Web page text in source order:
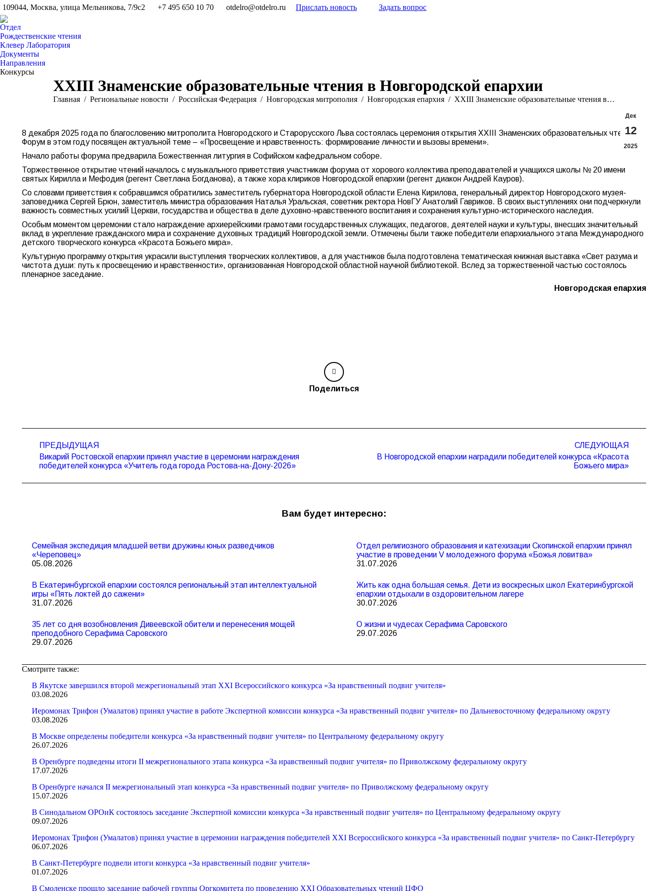
109044, Москва, улица Мельникова, 7/9с2 +7 495 650 10 70 otdelro@otdelro.ru Прислать новость Задать вопрос
Отдел
Рождественские чтения
Клевер Лаборатория
Документы
Направления
Конкурсы
XXIII Знаменские образовательные чтения в Новгородской епархии
Вы здесь:
Главная Pегиональные новости Российская Федерация Новгородская митрополия Новгородская епархия XXIII Знаменские образовательные чтения в…
Дек
12
2025
8 декабря 2025 года по благословению митрополита Новгородского и Старорусского Льва состоялась церемония открытия XXIII Знаменских образовательных чтений.
Форум в этом году посвящен актуальной теме – «Просвещение и нравственность: формирование личности и вызовы времени».
Начало работы форума предварила Божественная литургия в Софийском кафедральном соборе.
Торжественное открытие чтений началось с музыкального приветствия участникам форума от хорового коллектива преподавателей и учащихся школы № 20 имени
святых Кирилла и Мефодия (регент Светлана Богданова), а также хора клириков Новгородской епархии (регент диакон Андрей Кауров).
Со словами приветствия к собравшимся обратились заместитель губернатора Новгородской области Елена Кирилова, генеральный директор Новгородского музея-
заповедника Сергей Брюн, заместитель министра образования Наталья Уральская, советник ректора НовГУ Анатолий Гавриков. В своих выступлениях они подчеркнули
важность совместных усилий Церкви, государства и общества в деле духовно-нравственного воспитания и сохранения культурно-исторического наследия.
Особым моментом церемонии стало награждение архиерейскими грамотами государственных служащих, педагогов, деятелей науки и культуры, внесших значительный
вклад в укрепление гражданского мира и сохранение духовных традиций Новгородской земли. Отмечены были также победители епархиального этапа Международного
детского творческого конкурса «Красота Божьего мира».
Культурную программу открытия украсили выступления творческих коллективов, а для участников была подготовлена тематическая книжная выставка «Свет разума и
чистота души: путь к просвещению и нравственности», организованная Новгородской областной научной библиотекой. Вслед за торжественной частью состоялось
пленарное заседание.
Новгородская епархия
Поделиться
записям
ПРЕДЫДУЩАЯ
Предыдущая
запись:
Викарий Ростовской епархии принял участие в церемонии награждения
победителей конкурса «Учитель года города Ростова-на-Дону-2026»
СЛЕДУЮЩАЯ
СледующаяВ Новгородской епархии наградили победителей конкурса «Красота
Божьего мира»
Вам будет интересно:
Семейная экспедиция младшей ветви дружины юных разведчиков
«Череповец»
05.08.2026
Отдел религиозного образования и катехизации Скопинской епархии принял
участие в проведении V молодежного форума «Божья ловитва»
31.07.2026
В Екатеринбургской епархии состоялся региональный этап интеллектуальной
игры «Пять локтей до сажени»
31.07.2026
Жить как одна большая семья. Дети из воскресных школ Екатеринбургской
епархии отдыхали в оздоровительном лагере
30.07.2026
35 лет со дня возобновления Дивеевской обители и перенесения мощей
преподобного Серафима Саровского
29.07.2026
О жизни и чудесах Серафима Саровского
29.07.2026
Смотрите также:
В Якутске завершился второй межрегиональный этап XXI Всероссийского конкурса «За нравственный подвиг учителя»
03.08.2026
Иеромонах Трифон (Умалатов) принял участие в работе Экспертной комиссии конкурса «За нравственный подвиг учителя» по Дальневосточному федеральному округу
03.08.2026
В Москве определены победители конкурса «За нравственный подвиг учителя» по Центральному федеральному округу
26.07.2026
В Оренбурге подведены итоги II межрегионального этапа конкурса «За нравственный подвиг учителя» по Приволжскому федеральному округу
17.07.2026
В Оренбурге начался II межрегиональный этап конкурса «За нравственный подвиг учителя» по Приволжскому федеральному округу
15.07.2026
В Синодальном ОРОиК состоялось заседание Экспертной комиссии конкурса «За нравственный подвиг учителя» по Центральному федеральному округу
09.07.2026
Иеромонах Трифон (Умалатов) принял участие в церемонии награждения победителей XXI Всероссийского конкурса «За нравственный подвиг учителя» по Санкт-Петербургу
06.07.2026
В Санкт-Петербурге подвели итоги конкурса «За нравственный подвиг учителя»
01.07.2026
В Смоленске прошло заседание рабочей группы Оргкомитета по проведению XXI Образовательных чтений ЦФО